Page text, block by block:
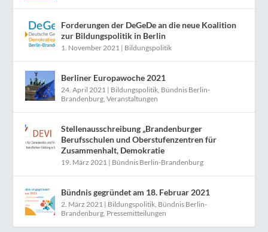
Forderungen der DeGeDe an die neue Koalition
zur Bildungspolitik in Berlin
1. November 2021 | Bildungspolitik
Berliner Europawoche 2021
24. April 2021 | Bildungspolitik, Bündnis Berlin-
Brandenburg,Veranstaltungen
Stellenausschreibung „Brandenburger
Berufsschulen und Oberstufenzentren für
Zusammenhalt, Demokratie
19. März 2021 | Bündnis Berlin-Brandenburg
Bündnis gegründet am 18. Februar 2021
2. März 2021 | Bildungspolitik, Bündnis Berlin-
Brandenburg, Pressemitteilungen